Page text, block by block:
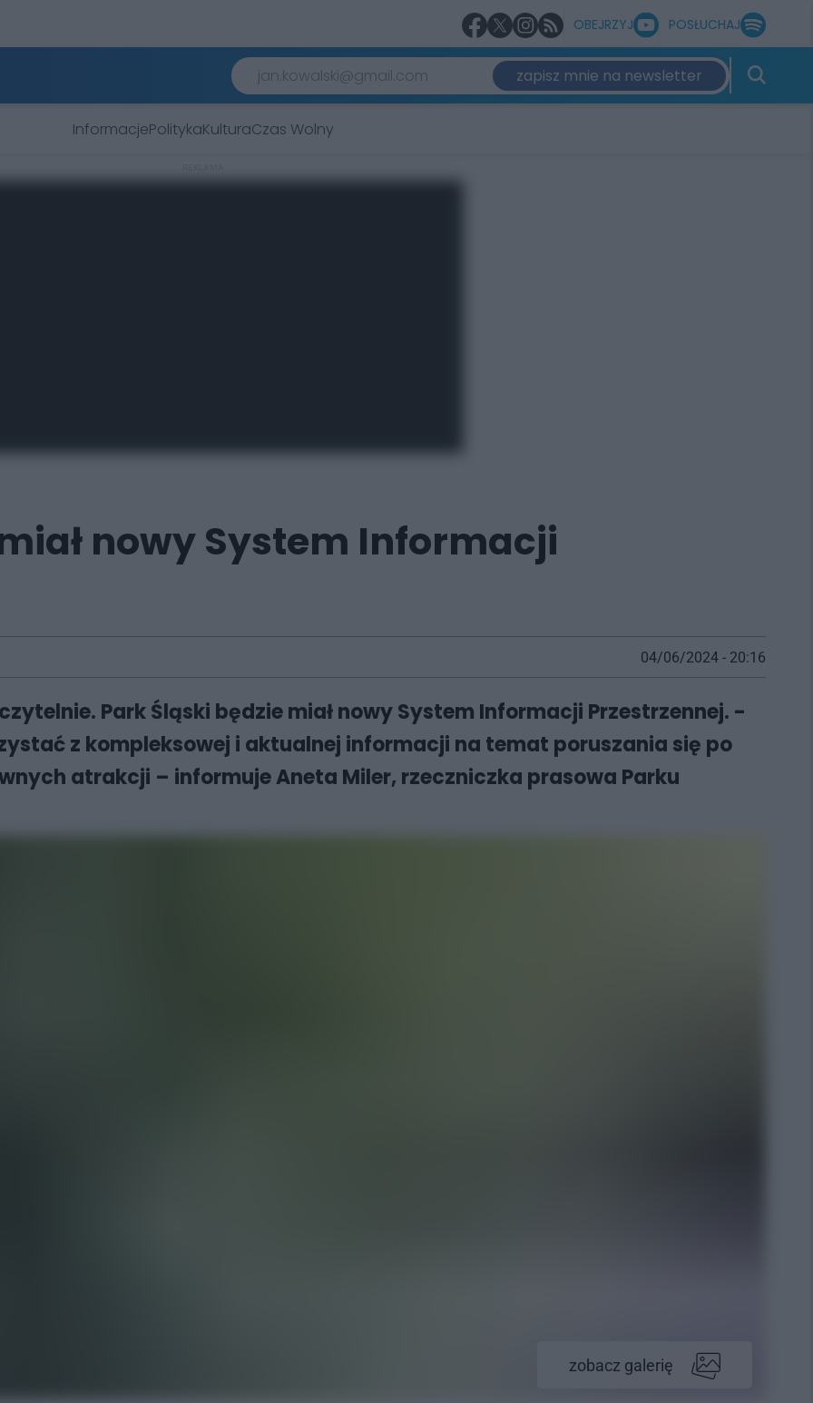
OBEJRZYJ POSŁUCHAJ
zapisz mnie na newsletter
InformacjePolitykaKulturaCzas Wolny
nowy System Informacji
04/06/2024 - 20:16
Park Śląski będzie miał nowy System Informacji Przestrzennej. -
z kompleksowej i aktualnej informacji na temat poruszania się po
atrakcji – informuje Aneta Miler, rzeczniczka prasowa Parku
zobacz galerię